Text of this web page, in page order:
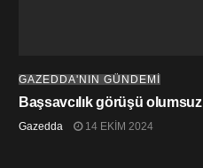
GAZEDDA'NIN GÜNDEMİ
Başsavcılık görüşü olumsuz
Gazedda 14 EKIM 2024